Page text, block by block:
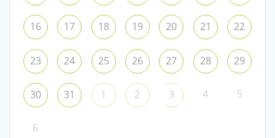
16 17 18 19 20 21 22
23 24 25 26 27 28 29
30 31 1 2 3 4 5
6